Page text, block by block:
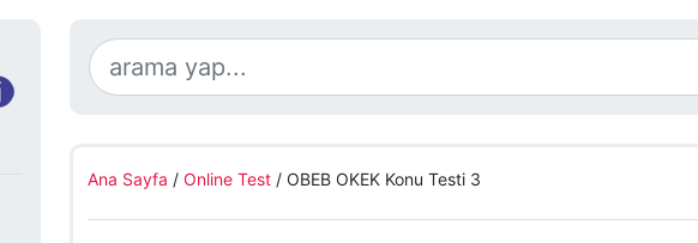
Ana Sayfa / Online Test/ OBEB OKEK Konu Testi 3